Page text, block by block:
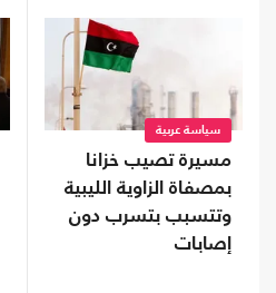
سياسة عربية
مسيرة تصيب خزانا
بمصفاة الزاوية الليبية
وتتسبب بتسرب دون
إصابات